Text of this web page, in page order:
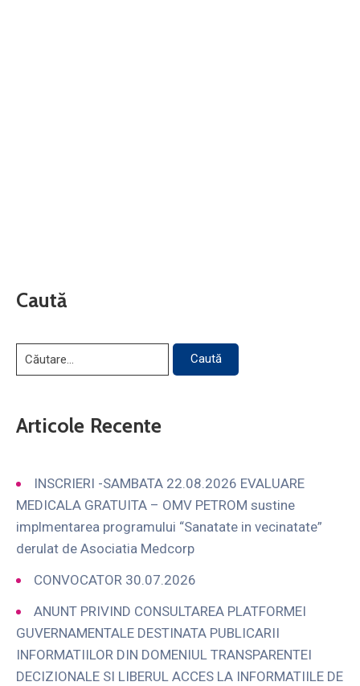
Caută
Articole Recente
INSCRIERI -SAMBATA 22.08.2026 EVALUARE
MEDICALA GRATUITA – OMV PETROM sustine
implmentarea programului “Sanatate in vecinatate”
derulat de Asociatia Medcorp
CONVOCATOR 30.07.2026
ANUNT PRIVIND CONSULTAREA PLATFORMEI
GUVERNAMENTALE DESTINATA PUBLICARII
INFORMATIILOR DIN DOMENIUL TRANSPARENTEI
DECIZIONALE SI LIBERUL ACCES LA INFORMATIILE DE